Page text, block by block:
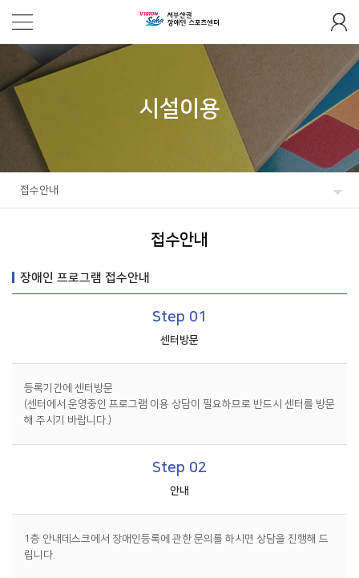
시설이용
접수안내
접수안내
장애인 프로그램 접수안내
Step 01
센터방문
등록기간에 센터방문
(센터에서 운영중인 프로그램 이용 상담이 필요하므로 반드시 센터를 방문
해 주시기 바랍니다.)
Step 02
안내
1층 안내데스크에서 장애인등록에 관한 문의를 하시면 상담을 진행해 드
립니다.